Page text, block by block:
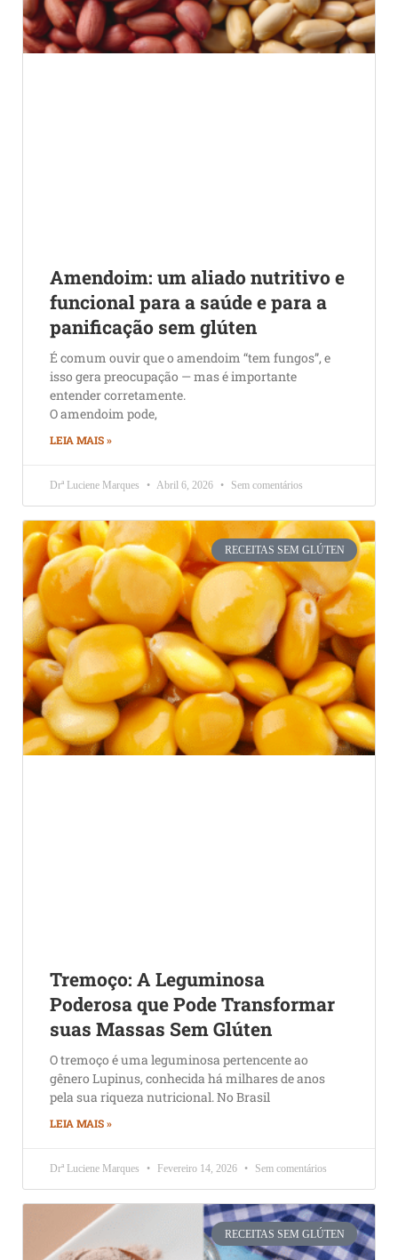
Amendoim: um aliado nutritivo e
funcional para a saúde e para a
panificação sem glúten
É comum ouvir que o amendoim “tem fungos”, e
isso gera preocupação — mas é importante
entender corretamente.
O amendoim pode,
LEIA MAIS »
Drª Luciene Marques Abril 6, 2026 Sem comentários
RECEITAS SEM GLÚTEN
Tremoço: A Leguminosa
Poderosa que Pode Transformar
suas Massas Sem Glúten
O tremoço é uma leguminosa pertencente ao
gênero Lupinus, conhecida há milhares de anos
pela sua riqueza nutricional. No Brasil
LEIA MAIS »
Drª Luciene Marques Fevereiro 14, 2026 Sem comentários
RECEITAS SEM GLÚTEN